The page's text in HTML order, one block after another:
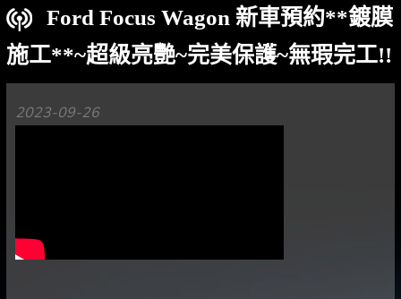
Ford Focus Wagon 新車預約**鍍膜
施工**~超級亮艷~完美保護~無瑕完工!!
2023-09-26